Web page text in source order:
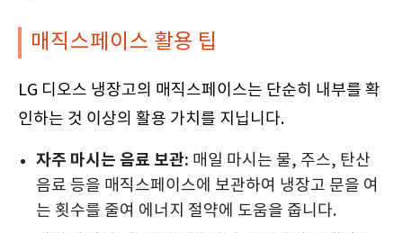
매직스페이스 활용 팁
LG 디오스 냉장고의 매직스페이스는 단순히 내부를 확
인하는 것 이상의 활용 가치를 지닙니다.
자주 마시는 음료 보관: 매일 마시는 물, 주스, 탄산
음료 등을 매직스페이스에 보관하여 냉장고 문을 여
는 횟수를 줄여 에너지 절약에 도움을 줍니다.